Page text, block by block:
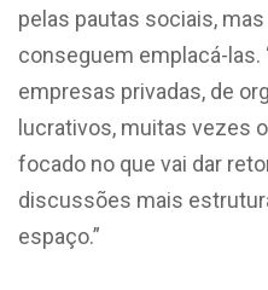
pelas pautas sociais,
conseguem emplacá-las.
empresas privadas, de
lucrativos, muitas vezes
focado no que vai dar
discussões mais
espaço.”